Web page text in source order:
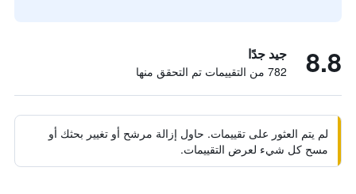
8.8 جيد جدًا
782 من التقييمات تم التحقق منها
لم يتم العثور على تقييمات. حاول إزالة مرشح أو تغيير بحثك أو
مسح كل شيء لعرض التقييمات.